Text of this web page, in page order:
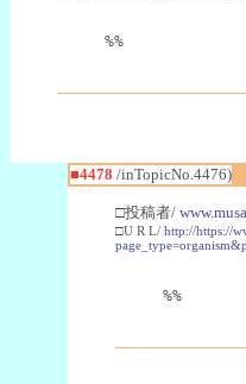
%%
■4478 /inTopicNo.4476)
□投稿者/
□U R L/ http://https://
%%